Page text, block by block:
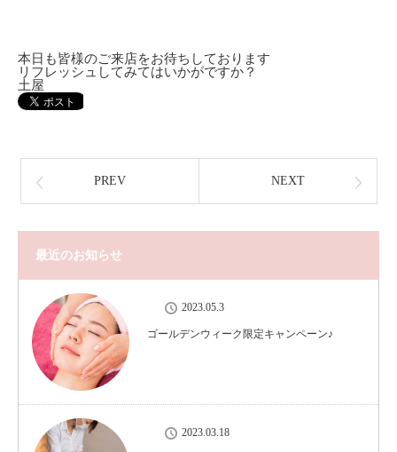
本日も皆様のご来店をお待ちしております
リフレッシュしてみてはいかがですか？
土屋
PREV NEXT
最近のお知らせ
2023.05.3
ゴールデンウィーク限定キャンペーン♪
2023.03.18